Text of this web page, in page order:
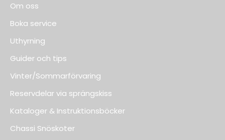
Om oss
Boka service
Uthyrning
Guider och tips
Vinter/Sommarförvaring
Reservdelar via sprängskiss
Kataloger & Instruktionsböcker
Chassi Snöskoter